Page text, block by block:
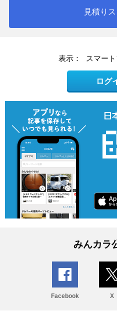
見積り
表示： スマー
ログ
みんカラ
Facebook X